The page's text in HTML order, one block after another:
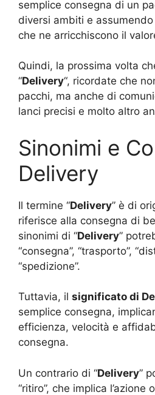
semplice consegna di un
diversi ambiti e
che ne arricchiscono il
Quindi, la prossima volta
“Delivery“, ricordate che
pacchi, ma anche di
lanci precisi e molto altro
Sinonimi e
Delivery
Il termine “Delivery” è di
riferisce alla consegna di
sinonimi di “Delivery”
“consegna”, “trasporto”,
“spedizione”.
Tuttavia, il significato di
semplice consegna,
efficienza, velocità e
consegna.
Un contrario di “Delivery”
“ritiro”, che implica l’azione